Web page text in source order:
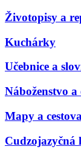
Životopisy a
Kuchárky
Učebnice a
Náboženstvo a
Mapy a
Cudzojazyčná